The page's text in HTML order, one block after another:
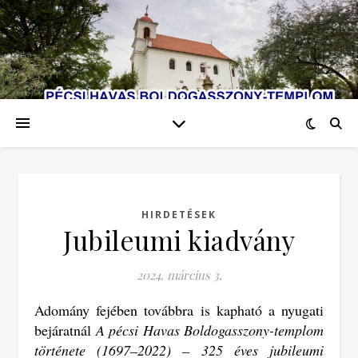
HIRDETÉSEK
Jubileumi kiadvány
2024. március 3.
Adomány fejében továbbra is kapható a nyugati
bejáratnálA pécsi Havas Boldogasszony-templom
története (1697–2022) – 325 éves jubileumi